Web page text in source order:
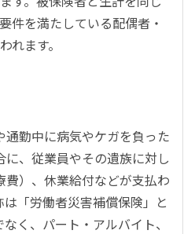
件を満たしている配偶者・
れます。
勤中に病気やケガを負った
に、従業員やその遺族に対し
）、休業給付などが支払わ
「労働者災害補償保険」と
く、パート・アルバイト、